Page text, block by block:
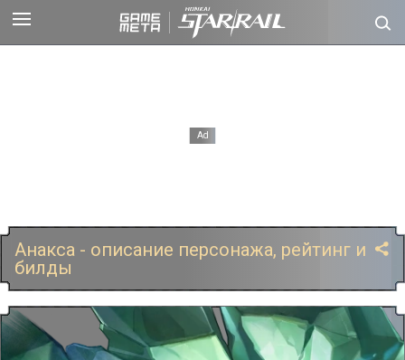
Анакса - описание персонажа, рейтинг и
билды